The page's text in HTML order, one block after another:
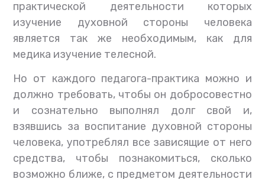
практической деятельности которых
изучение духовной стороны человека
является так же необходимым, как для
медика изучение телесной.
Но от каждого педагога-практика можно и
должно требовать, чтобы он добросовестно
и сознательно выполнял долг свой и,
взявшись за воспитание духовной стороны
человека, употреблял все зависящие от него
средства, чтобы познакомиться, сколько
возможно ближе, с предметом деятельности